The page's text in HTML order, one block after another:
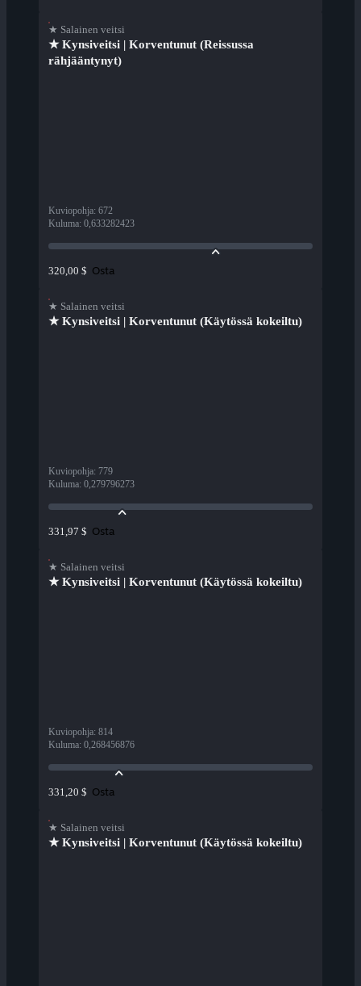
★ Salainen veitsi
★ Kynsiveitsi | Korventunut (Reissussa
rähjääntynyt)
Kuviopohja: 672
Kuluma: 0,633282423
320,00 $ Osta
★ Salainen veitsi
★ Kynsiveitsi | Korventunut (Käytössä kokeiltu)
Kuviopohja: 779
Kuluma: 0,279796273
331,97 $ Osta
★ Salainen veitsi
★ Kynsiveitsi | Korventunut (Käytössä kokeiltu)
Kuviopohja: 814
Kuluma: 0,268456876
331,20 $ Osta
★ Salainen veitsi
★ Kynsiveitsi | Korventunut (Käytössä kokeiltu)